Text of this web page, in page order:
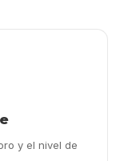
y el nivel de